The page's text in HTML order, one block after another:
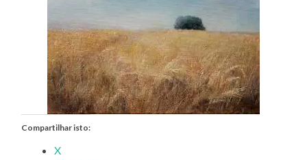
Compartilhar isto:
X